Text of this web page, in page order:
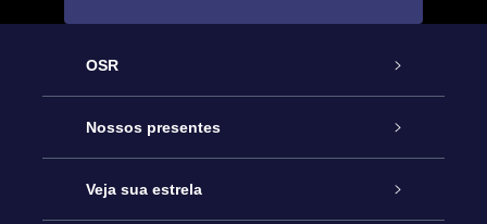
OSR
Serviço
Entre em contato conosco
Nossos presentes
Presente estrelar on-line
Veja sua estrela